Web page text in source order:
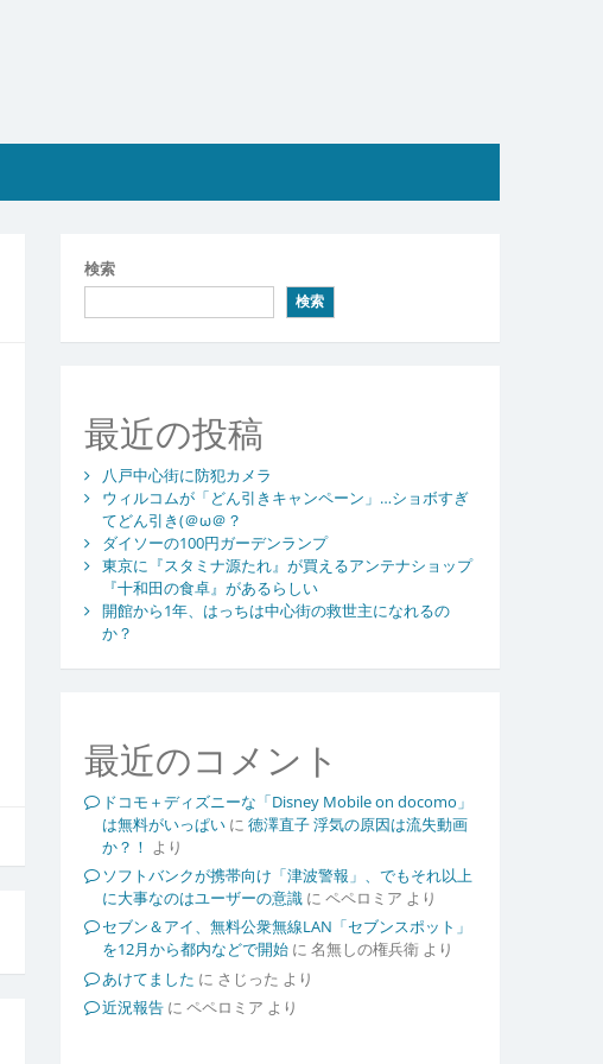
検索
検索
最近の投稿
八戸中心街に防犯カメラ
ウィルコムが「どん引きキャンペーン」…ショボすぎ
てどん引き(＠ω＠？
ダイソーの100円ガーデンランプ
東京に『スタミナ源たれ』が買えるアンテナショップ
『十和田の食卓』があるらしい
開館から1年、はっちは中心街の救世主になれるの
か？
最近のコメント
ドコモ＋ディズニーな「Disney Mobile on docomo」
は無料がいっぱいに 徳澤直子 浮気の原因は流失動画
か？！ より
ソフトバンクが携帯向け「津波警報」、でもそれ以上
に大事なのはユーザーの意識に ペペロミア より
セブン＆アイ、無料公衆無線LAN「セブンスポット」
を12月から都内などで開始に 名無しの権兵衛より
あけてました に さじった より
近況報告に ペペロミア より